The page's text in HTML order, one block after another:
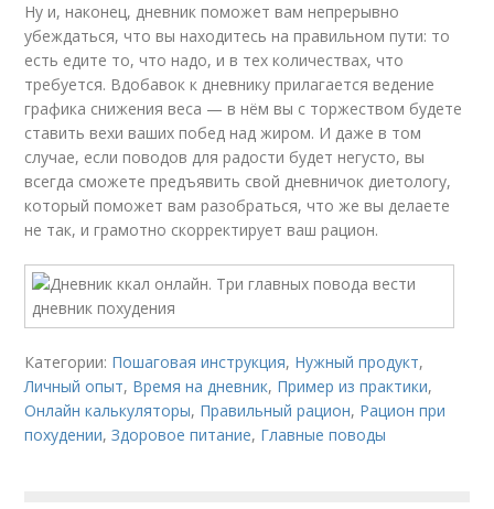
Ну и, наконец, дневник поможет вам непрерывно
убеждаться, что вы находитесь на правильном пути: то
есть едите то, что надо, и в тех количествах, что
требуется. Вдобавок к дневнику прилагается ведение
графика снижения веса — в нём вы с торжеством будете
ставить вехи ваших побед над жиром. И даже в том
случае, если поводов для радости будет негусто, вы
всегда сможете предъявить свой дневничок диетологу,
который поможет вам разобраться, что же вы делаете
не так, и грамотно скорректирует ваш рацион.
Категории: Пошаговая инструкция, Нужный продукт,
Личный опыт, Время на дневник, Пример из практики,
Онлайн калькуляторы, Правильный рацион, Рацион при
похудении,Здоровое питание, Главные поводы